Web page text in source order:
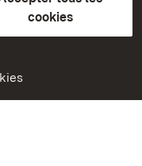
cookies